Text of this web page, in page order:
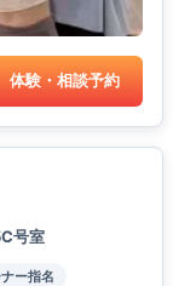
体験・相談予約
号室
ナー指名